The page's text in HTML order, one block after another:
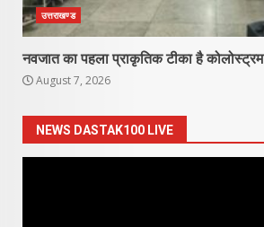
उत्तराखण्ड
नवजात का पहला प्राकृतिक टीका है कोलोस्ट्रम
August 7, 2026
NEWS DASTAK100 LIVE